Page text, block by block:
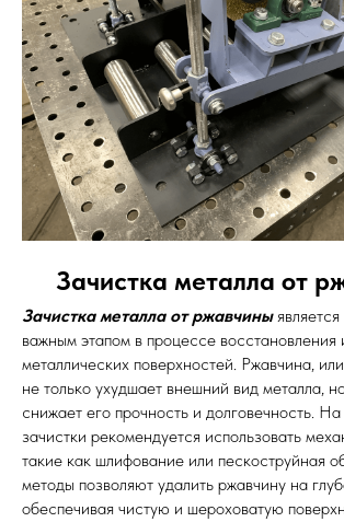
Зачистка металла от
Зачистка металла от ржавчиныявляется
важным этапом в процессе восстановления
металлических поверхностей. Ржавчина,
не только ухудшает внешний вид металла,
снижает его прочность и долговечность.
зачистки рекомендуется использовать
такие как шлифование или пескоструйная
методы позволяют удалить ржавчину на
обеспечивая чистую и шероховатую